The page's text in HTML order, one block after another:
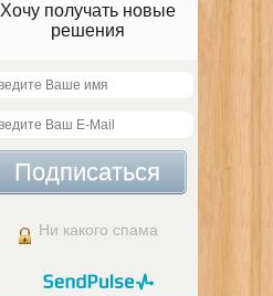
Хочу получать новые
решения
Подписаться
Ни какого спама